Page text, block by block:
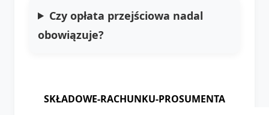
Czy opłata przejściowa nadal
obowiązuje?
SKŁADOWE-RACHUNKU-PROSUMENTA